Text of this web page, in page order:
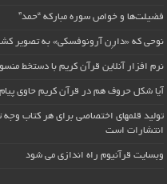
فضیلت‌ها و خواص سوره مبارکه “حمد”
نوحی که «دارِن آرونوفسکی» به تصویر
نرم افزار آنلاین قرآن کریم با دستخط
آیا شکل حروف هم در قرآن کریم حاوی
تولید قلمهای اختصاصی برای هر کتاب وجه
انتشارات است
وبسایت قرآنیوم راه اندازی می شود